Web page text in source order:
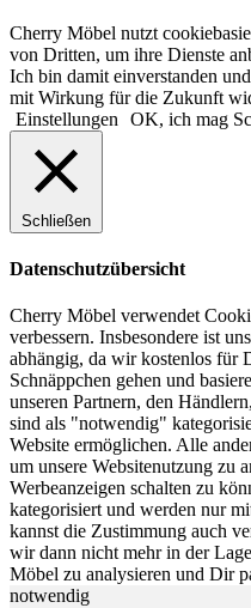
Cherry Möbel nutzt
von Dritten, um ihre Dienste
Ich bin damit einverstanden
mit Wirkung für die Zukunft
Einstellungen
OK, ich mag
Schließen
Datenschutzübersicht
Cherry Möbel verwendet
verbessern. Insbesondere ist
abhängig, da wir kostenlos für
Schnäppchen gehen und
unseren Partnern, den
sind als "notwendig"
Website ermöglichen. Alle
um unsere Websitenutzung zu
Werbeanzeigen schalten zu
kategorisiert und werden nur
kannst die Zustimmung auch
wir dann nicht mehr in der
Möbel zu analysieren und Dir
notwendig